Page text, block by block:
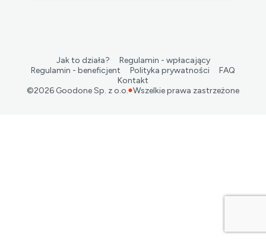
Jak to działa?
Regulamin - wpłacający
Regulamin - beneficjent
Polityka prywatności
FAQ
Kontakt
©2026 Goodone Sp. z o.o. Wszelkie prawa zastrzeżone